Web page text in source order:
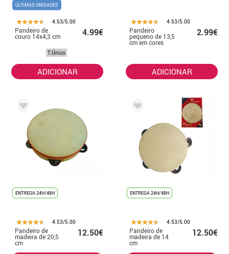
ÚLTIMAS UNIDADES
4.53/5.00
Pandeiro de
couro 14x4,3 cm 4.99€
T.Único
ADICIONAR
4.53/5.00
Pandeiro
pequeno de 13,5
cm em cores
2.99€
ADICIONAR
ENTREGA 24H/48H
4.53/5.00
Pandeiro de
madeira de 20,5
cm
12.50€
ENTREGA 24H/48H
4.53/5.00
Pandeiro de
madeira de 14
cm
12.50€